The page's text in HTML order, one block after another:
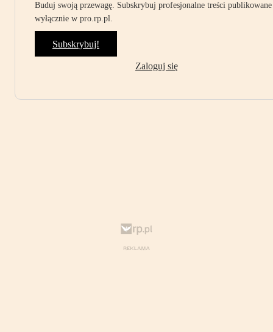
Buduj swoją przewagę. Subskrybuj profesjonalne treści publikowane
wyłącznie w pro.rp.pl.
Subskrybuj!
Zaloguj się